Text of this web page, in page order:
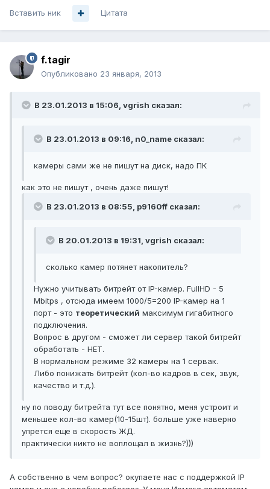
Вставить ник Цитата
f.tagir
Опубликовано 23 января, 2013
В 23.01.2013 в 15:06, vgrish сказал:
В 23.01.2013 в 09:16, n0_name сказал:
камеры сами же не пишут на диск, надо ПК
как это не пишут , очень даже пишут!
В 23.01.2013 в 08:55, p9160ff сказал:
В 20.01.2013 в 19:31, vgrish сказал:
сколько камер потянет накопитель?
Нужно учитывать битрейт от IP-камер. FullHD - 5
Mbitps , отсюда имеем 1000/5=200 IP-камер на 1
порт - это теоретический максимум гигабитного
подключения.
Вопрос в другом - сможет ли сервер такой битрейт
обработать - НЕТ.
В нормальном режиме 32 камеры на 1 сервак.
Либо понижать битрейт (кол-во кадров в сек, звук,
качество и т.д.).
ну по поводу битрейта тут все понятно, меня устроит и
меньшее кол-во камер(10-15шт). больше уже наверно
упрется еще в скорость ЖД.
практически никто не воплощал в жизнь?)))
А собственно в чем вопрос? окупаете нас с поддержкой IP